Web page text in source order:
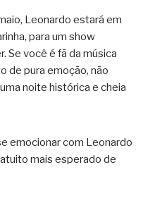
Leonardo estará em
para um show
Se você é fã da música
de pura emoção, não
noite histórica e cheia
emocionar com Leonardo
mais esperado de